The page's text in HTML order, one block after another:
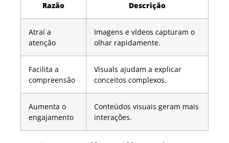
Razão Descrição
Atraí a
atenção
Imagens e vídeos capturam o
olhar rapidamente.
Facilita a
compreensão
Visuals ajudam a explicar
conceitos complexos.
Aumenta o
engajamento
Conteúdos visuais geram mais
interações.